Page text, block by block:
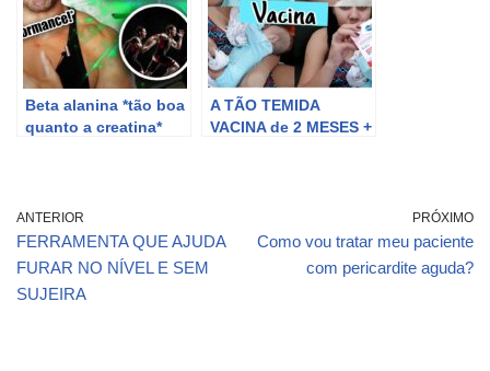
Beta alanina *tão boa
quanto a creatina*
A TÃO TEMIDA
VACINA de 2 MESES +
ANTERIOR
FERRAMENTA QUE AJUDA
FURAR NO NÍVEL E SEM
SUJEIRA
PRÓXIMO
Como vou tratar meu paciente
com pericardite aguda?